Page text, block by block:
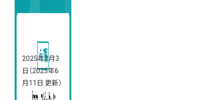
2025年3月3
日 （2025年6
月11日 更新）